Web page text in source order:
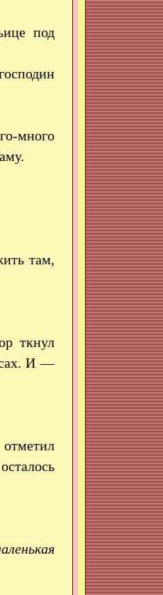
под
много
там,
ткнул
И —